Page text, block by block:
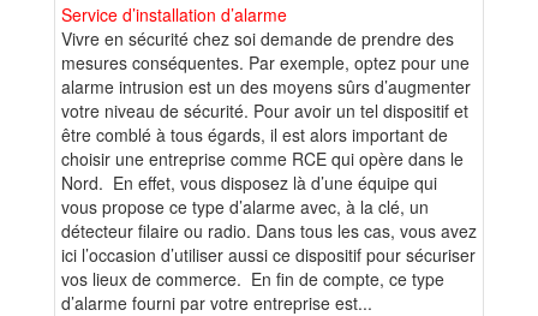
Service d’installation d’alarme
Vivre en sécurité chez soi demande de prendre des
mesures conséquentes. Par exemple, optez pour une
alarme intrusion est un des moyens sûrs d’augmenter
votre niveau de sécurité. Pour avoir un tel dispositif et
être comblé à tous égards, il est alors important de
choisir une entreprise comme RCE qui opère dans le
Nord. En effet, vous disposez là d’une équipe qui
vous propose ce type d’alarme avec, à la clé, un
détecteur filaire ou radio. Dans tous les cas, vous avez
ici l’occasion d’utiliser aussi ce dispositif pour sécuriser
vos lieux de commerce. En fin de compte, ce type
d’alarme fourni par votre entreprise est...